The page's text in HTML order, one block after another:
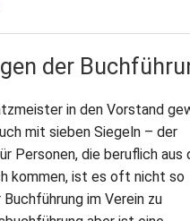
der
in den Vorstand
mit sieben Siegeln – der
Personen, die beruflich aus
kommen, ist es oft nicht so
im Verein zu